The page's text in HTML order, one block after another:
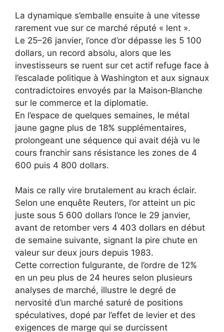
La dynamique s’emballe ensuite à une vitesse
rarement vue sur ce marché réputé « lent ».
Le 25–26 janvier, l’once d’or dépasse les 5 100
dollars, un record absolu, alors que les
investisseurs se ruent sur cet actif refuge face à
l’escalade politique à Washington et aux signaux
contradictoires envoyés par la Maison‑Blanche
sur le commerce et la diplomatie.
En l’espace de quelques semaines, le métal
jaune gagne plus de 18% supplémentaires,
prolongeant une séquence qui avait déjà vu le
cours franchir sans résistance les zones de 4
600 puis 4 800 dollars.
Mais ce rally vire brutalement au krach éclair.
Selon une enquête Reuters, l’or atteint un pic
juste sous 5 600 dollars l’once le 29 janvier,
avant de retomber vers 4 403 dollars en début
de semaine suivante, signant la pire chute en
valeur sur deux jours depuis 1983.
Cette correction fulgurante, de l’ordre de 12%
en un peu plus de 24 heures selon plusieurs
analyses de marché, illustre le degré de
nervosité d’un marché saturé de positions
spéculatives, dopé par l’effet de levier et des
exigences de marge qui se durcissent